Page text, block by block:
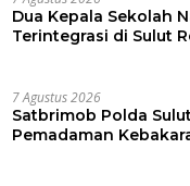
Dua Kepala Sekolah
Terintegrasi di Sulut
7 Agustus 2026
Satbrimob Polda
Pemadaman